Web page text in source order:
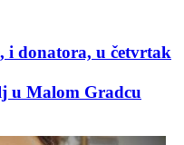
i donatora, u četvrtak
u Malom Gradcu